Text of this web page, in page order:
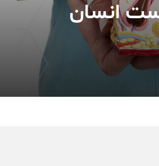
انسان